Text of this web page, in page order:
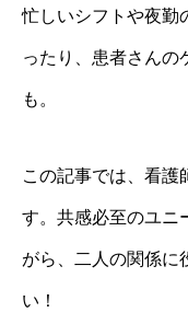
忙しいシフトや夜勤
ったり、患者さんの
も。
この記事では、看護
す。共感必至のユニ
がら、二人の関係に
い！